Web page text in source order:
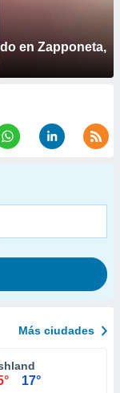
en Zapponeta,
Más ciudades
17°